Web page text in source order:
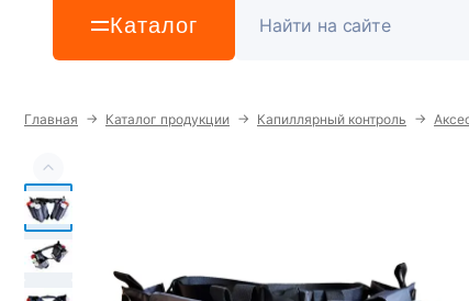
Каталог
Главная → Каталог продукции → Капиллярный контроль →